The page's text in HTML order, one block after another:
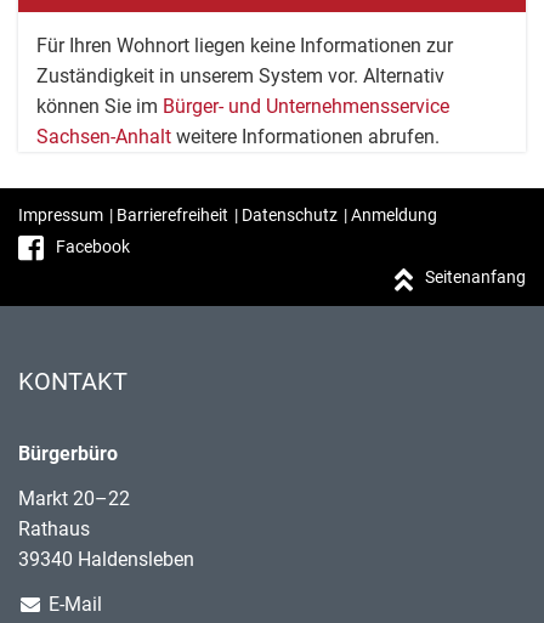
Für Ihren Wohnort liegen keine Informationen zur
Zuständigkeit in unserem System vor. Alternativ
können Sie im Bürger- und Unternehmensservice
Sachsen-Anhalt weitere Informationen abrufen.
Impressum | Barrierefreiheit | Datenschutz |Anmeldung
Facebook
Seitenanfang
KONTAKT
Bürgerbüro
Markt 20–22
Rathaus
39340 Haldensleben
E-Mail